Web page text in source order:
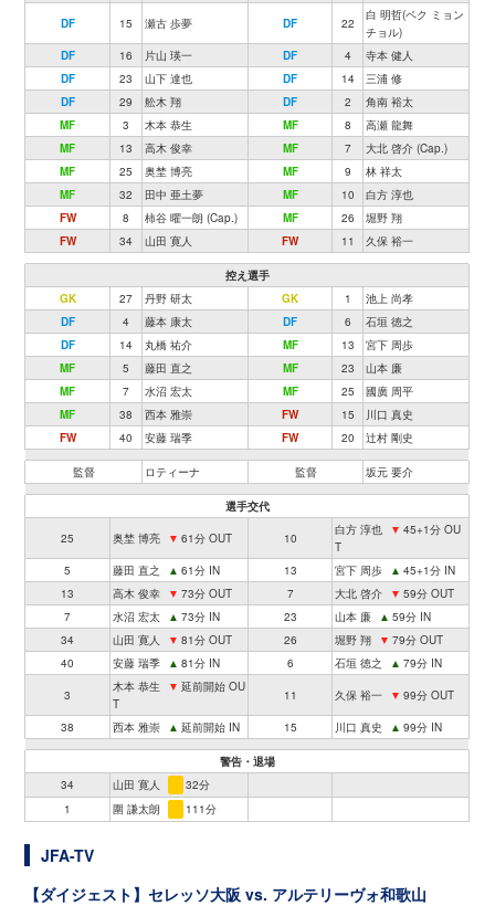
DF 15 瀬古 歩夢 DF 22
白 明哲(ペク ミョン
チョル)
DF
16 片山 瑛一 DF 4
寺本 健人
DF
23 山下 達也 DF 14
三浦 修
DF
29 舩木 翔 DF 2
角南 裕太
MF
3 木本 恭生 MF 8
高瀬 龍舞
MF
13 高木 俊幸 MF 7
大北 啓介 (Cap.)
MF
25 奥埜 博亮 MF 9
林 祥太
MF
32 田中 亜土夢 MF 10
白方 淳也
FW
8 柿谷 曜一朗 (Cap.) MF 26
堀野 翔
FW
34 山田 寛人 FW 11 久保 裕一
控え選手
GK
27 丹野 研太 GK 1
池上 尚孝
DF
4 藤本 康太 DF 6
石垣 徳之
DF
14 丸橋 祐介 MF 13
宮下 周歩
MF
5 藤田 直之 MF 23
山本 廉
MF
7 水沼 宏太 MF 25
國廣 周平
MF
38 西本 雅崇 FW 15
川口 真史
FW
40 安藤 瑞季 FW 20 辻村 剛史
監督 ロティーナ 監督 坂元 要介
選手交代
25 奥埜 博亮 ▼ 61分 OUT 10
白方 淳也 ▼ 45+1分 OU
T
5
藤田 直之 ▲ 61分 IN 13 宮下 周歩 ▲ 45+1分 IN
13
高木 俊幸 ▼ 73分 OUT 7 大北 啓介 ▼ 59分 OUT
7
水沼 宏太 ▲ 73分 IN 23 山本 廉 ▲ 59分 IN
34
山田 寛人 ▼ 81分 OUT 26 堀野 翔 ▼ 79分 OUT
40
安藤 瑞季 ▲ 81分 IN 6 石垣 徳之 ▲ 79分 IN
3
木本 恭生 ▼ 延前開始 OU
T
11 久保 裕一 ▼ 99分 OUT
38 西本 雅崇 ▲ 延前開始 IN 15 川口 真史 ▲ 99分 IN
警告・退場
34
山田 寛人
32分
1
圍 謙太朗 111分
JFA-TV
【ダイジェスト】セレッソ大阪 vs. アルテリーヴォ和歌山